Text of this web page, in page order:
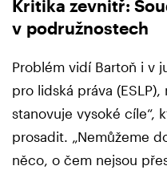
Kritika zevnitř:
v podružnostech
Problém vidí Bartoň i v
pro lidská práva
stanovuje vysoké cíle“,
prosadit. „Nemůžeme
něco, o čem nejsou